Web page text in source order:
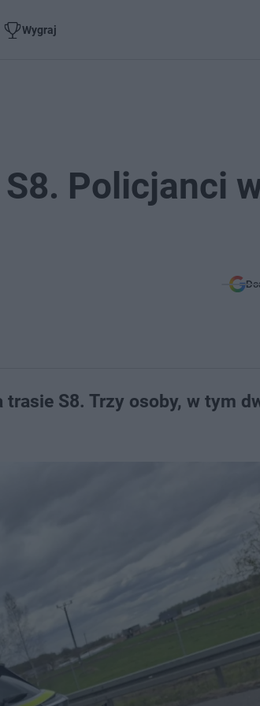
Wygraj
Policjanci
trasie S8. Trzy osoby, w tym